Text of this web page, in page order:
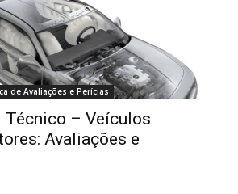
de Avaliações e Perícias
Técnico – Veículos
Avaliações e